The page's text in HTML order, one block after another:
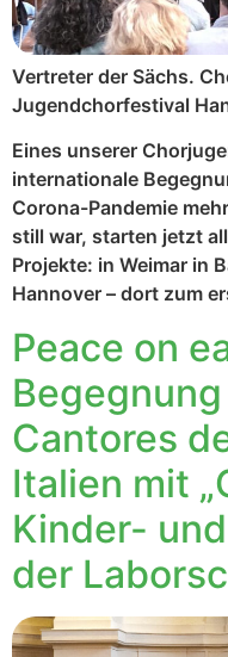
Vertreter der Sächs.
Jugendchorfestival
Eines unserer
internationale
Corona-Pandemie
still war, starten jetzt
Projekte: in Weimar in
Hannover – dort zum
Peace on
Cantores
Italien mit
Kinder-
der